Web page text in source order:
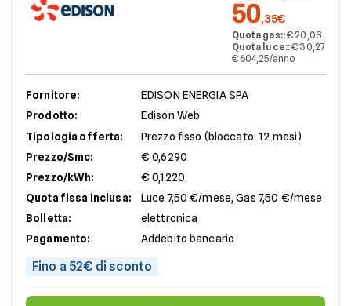
50,35€
Quota gas::€ 20,08
Quota luce::€ 30,27
€ 604,25/anno
Fornitore:
EDISON ENERGIA SPA
Prodotto:
Edison Web
Tipologia offerta:
Prezzo fisso (bloccato: 12 mesi)
Prezzo/Smc:
€ 0,6290
Prezzo/kWh:
€ 0,1220
Quota fissa inclusa:
Luce 7,50 €/mese, Gas 7,50 €/mese
Bolletta:
elettronica
Pagamento:
Addebito bancario
Fino a 52€ di sconto